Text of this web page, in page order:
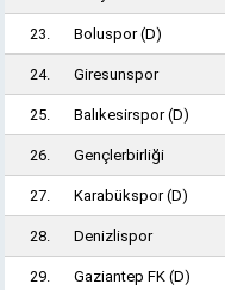
23. Boluspor(D)
24. Giresunspor
25. Balıkesirspor(D)
26. Gençlerbirliği
27. Karabükspor(D)
28. Denizlispor
29. Gaziantep FK (D)